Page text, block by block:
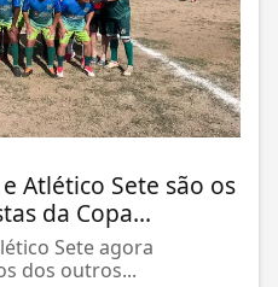
Atlético Sete são os
da Copa...
Sete agora
dos outros...